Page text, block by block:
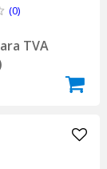
(0)
TVA